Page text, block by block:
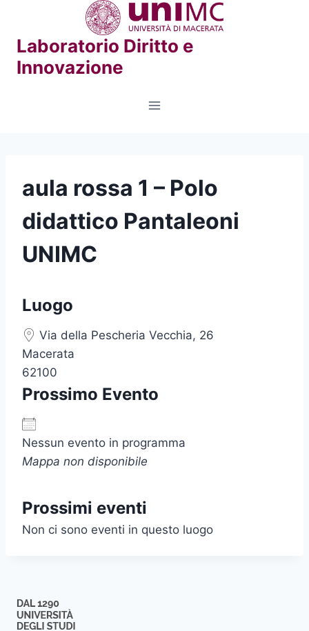
contenuto
Laboratorio Diritto e
Innovazione
aula rossa 1 – Polo
didattico Pantaleoni
UNIMC
Luogo
Via della Pescheria Vecchia, 26
Macerata
62100
Prossimo Evento
Nessun evento in programma
Mappa non disponibile
Prossimi eventi
Non ci sono eventi in questo luogo